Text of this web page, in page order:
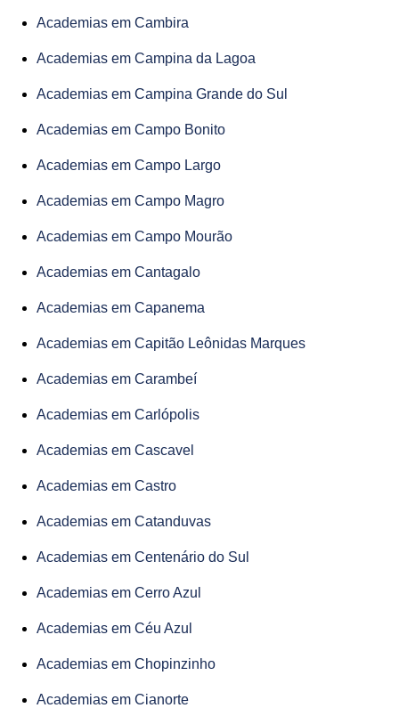
Academias em Cambira
Academias em Campina da Lagoa
Academias em Campina Grande do Sul
Academias em Campo Bonito
Academias em Campo Largo
Academias em Campo Magro
Academias em Campo Mourão
Academias em Cantagalo
Academias em Capanema
Academias em Capitão Leônidas Marques
Academias em Carambeí
Academias em Carlópolis
Academias em Cascavel
Academias em Castro
Academias em Catanduvas
Academias em Centenário do Sul
Academias em Cerro Azul
Academias em Céu Azul
Academias em Chopinzinho
Academias em Cianorte